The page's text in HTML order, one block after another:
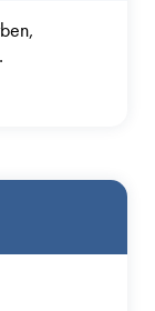
Gifte bei
annähernd